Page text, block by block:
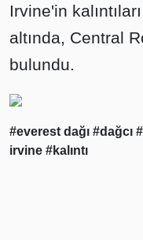
Irvine'in
altında, Central
bulundu.
#everest dağı #dağcı
irvine #kalıntı